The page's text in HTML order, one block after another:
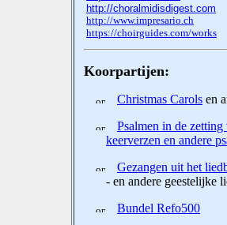
http://choralmidisdigest.com
http://www.impresario.ch
https://choirguides.com/works
Koorpartijen:
Christmas Carols en
Psalmen in de
keerverzen en andere
Gezangen uit het
- en andere geestelijke
Bundel Refo500